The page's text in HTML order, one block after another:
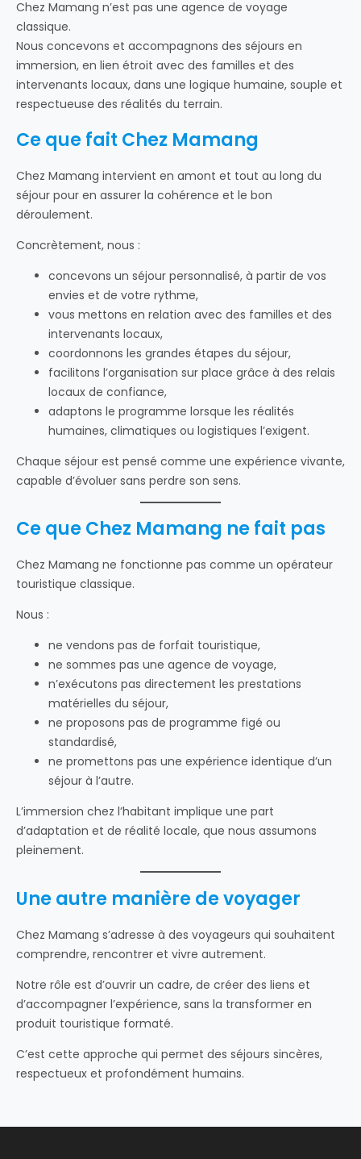
Chez Mamang n’est pas une agence de voyage
classique.
Nous concevons et accompagnons des séjours en
immersion, en lien étroit avec des familles et des
intervenants locaux, dans une logique humaine, souple et
respectueuse des réalités du terrain.
Ce que fait Chez Mamang
Chez Mamang intervient en amont et tout au long du
séjour pour en assurer la cohérence et le bon
déroulement.
Concrètement, nous :
concevons un séjour personnalisé, à partir de vos
envies et de votre rythme,
vous mettons en relation avec des familles et des
intervenants locaux,
coordonnons les grandes étapes du séjour,
facilitons l’organisation sur place grâce à des relais
locaux de confiance,
adaptons le programme lorsque les réalités
humaines, climatiques ou logistiques l’exigent.
Chaque séjour est pensé comme une expérience vivante,
capable d’évoluer sans perdre son sens.
Ce que Chez Mamang ne fait pas
Chez Mamang ne fonctionne pas comme un opérateur
touristique classique.
Nous :
ne vendons pas de forfait touristique,
ne sommes pas une agence de voyage,
n’exécutons pas directement les prestations
matérielles du séjour,
ne proposons pas de programme figé ou
standardisé,
ne promettons pas une expérience identique d’un
séjour à l’autre.
L’immersion chez l’habitant implique une part
d’adaptation et de réalité locale, que nous assumons
pleinement.
Une autre manière de voyager
Chez Mamang s’adresse à des voyageurs qui souhaitent
comprendre, rencontrer et vivre autrement.
Notre rôle est d’ouvrir un cadre, de créer des liens et
d’accompagner l’expérience, sans la transformer en
produit touristique formaté.
C’est cette approche qui permet des séjours sincères,
respectueux et profondément humains.